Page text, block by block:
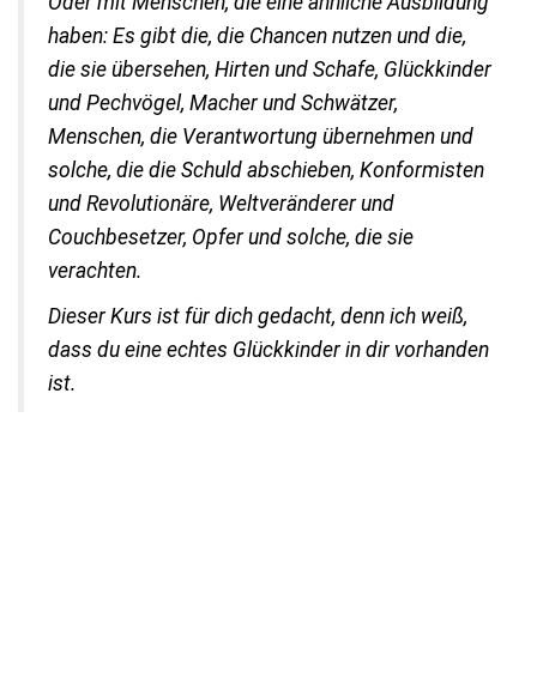
haben: Es gibt die, die Chancen nutzen und die,
die sie übersehen, Hirten und Schafe, Glückkinder
und Pechvögel, Macher und Schwätzer,
Menschen, die Verantwortung übernehmen und
solche, die die Schuld abschieben, Konformisten
und Revolutionäre, Weltveränderer und
Couchbesetzer, Opfer und solche, die sie
verachten.
Dieser Kurs ist für dich gedacht, denn ich weiß,
dass du eine echtes Glückkinder in dir vorhanden
ist.